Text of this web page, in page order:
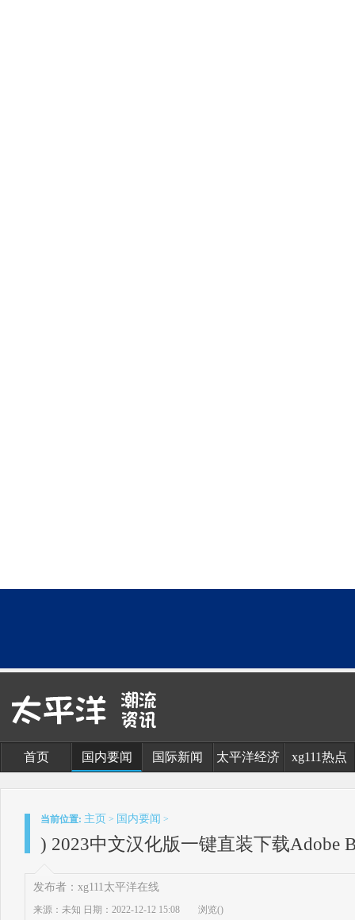
首页 国内要闻 国际新闻 太平洋经济 xg111热点
当前位置: 主页 > 国内要闻 >
) 2023中文汉化版一键直装下载Adobe
发布者：xg111太平洋在线
来源：未知 日期：2022-12-12 15:08 浏览()